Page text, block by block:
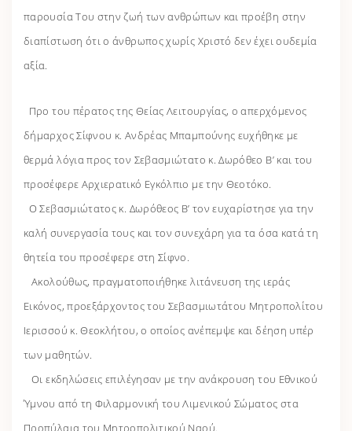
παρουσία Του στην ζωή των ανθρώπων και προέβη στην
διαπίστωση ότι ο άνθρωπος χωρίς Χριστό δεν έχει ουδεμία
αξία.
Προ του πέρατος της Θείας Λειτουργίας, ο απερχόμενος
δήμαρχος Σίφνου κ. Ανδρέας Μπαμπούνης ευχήθηκε με
θερμά λόγια προς τον Σεβασμιώτατο κ. Δωρόθεο Β’ και του
προσέφερε Αρχιερατικό Εγκόλπιο με την Θεοτόκο.
Ο Σεβασμιώτατος κ. Δωρόθεος Β’ τον ευχαρίστησε για την
καλή συνεργασία τους και τον συνεχάρη για τα όσα κατά τη
θητεία του προσέφερε στη Σίφνο.
Ακολούθως, πραγματοποιήθηκε λιτάνευση της ιεράς
Εικόνος, προεξάρχοντος του Σεβασμιωτάτου Μητροπολίτου
Ιερισσού κ. Θεοκλήτου, ο οποίος ανέπεμψε και δέηση υπέρ
των μαθητών.
Οι εκδηλώσεις επιλέγησαν με την ανάκρουση του Εθνικού
Ύμνου από τη Φιλαρμονική του Λιμενικού Σώματος στα
Προπύλαια του Μητροπολιτικού Ναού.